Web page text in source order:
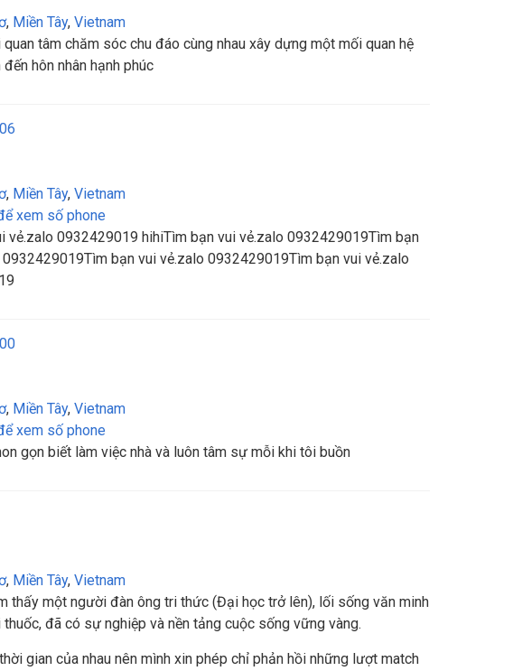
, Miền Tây, Vietnam
tâm chăm sóc chu đáo cùng nhau xây dựng một mối quan hệ
hôn nhân hạnh phúc
, Miền Tây, Vietnam
xem số phone
vẻ.zalo 0932429019 hihiTìm bạn vui vẻ.zalo 0932429019Tìm bạn
bạn vui vẻ.zalo 0932429019Tìm bạn vui vẻ.zalo
, Miền Tây, Vietnam
xem số phone
gọn biết làm việc nhà và luôn tâm sự mỗi khi tôi buồn
, Miền Tây, Vietnam
thấy một người đàn ông tri thức (Đại học trở lên), lối sống văn minh
thuốc, đã có sự nghiệp và nền tảng cuộc sống vững vàng.
gian của nhau nên mình xin phép chỉ phản hồi những lượt match